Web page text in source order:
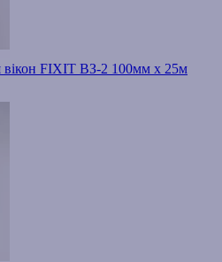
вікон FIXIT ВЗ-2 100мм х 25м